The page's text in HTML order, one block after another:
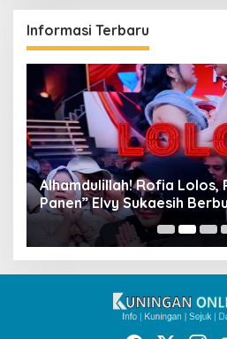
Informasi Terbaru
Alhamdulillah! Rofia Lolos,
Panen” Elvy Sukaesih